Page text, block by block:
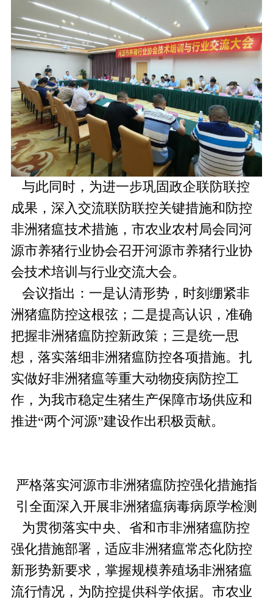
与此同时，为进一步巩固政企联防联控
成果，深入交流联防联控关键措施和防控
非洲猪瘟技术措施，市农业农村局会同河
源市养猪行业协会召开河源市养猪行业协
会技术培训与行业交流大会。
会议指出：一是认清形势，时刻绷紧非
洲猪瘟防控这根弦；二是提高认识，准确
把握非洲猪瘟防控新政策；三是统一思
想，落实落细非洲猪瘟防控各项措施。扎
实做好非洲猪瘟等重大动物疫病防控工
作，为我市稳定生猪生产保障市场供应和
推进“两个河源”建设作出积极贡献。
严格落实河源市非洲猪瘟防控强化措施指
引全面深入开展非洲猪瘟病毒病原学检测
为贯彻落实中央、省和市非洲猪瘟防控
强化措施部署，适应非洲猪瘟常态化防控
新形势新要求，掌握规模养殖场非洲猪瘟
流行情况，为防控提供科学依据。市农业